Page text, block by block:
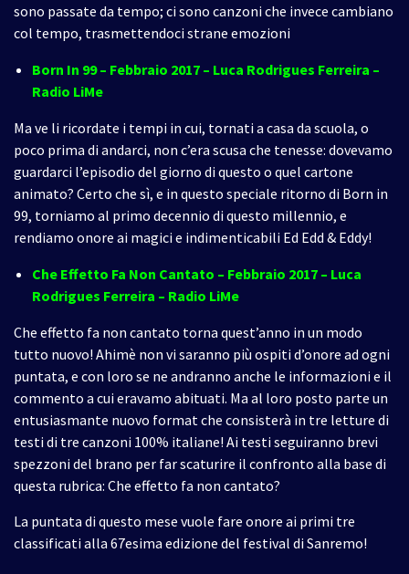
sono passate da tempo; ci sono canzoni che invece cambiano
col tempo, trasmettendoci strane emozioni
Born In 99 – Febbraio 2017 – Luca Rodrigues Ferreira –
Radio LiMe
Ma ve li ricordate i tempi in cui, tornati a casa da scuola, o
poco prima di andarci, non c’era scusa che tenesse: dovevamo
guardarci l’episodio del giorno di questo o quel cartone
animato? Certo che sì, e in questo speciale ritorno di Born in
99, torniamo al primo decennio di questo millennio, e
rendiamo onore ai magici e indimenticabili Ed Edd & Eddy!
Che Effetto Fa Non Cantato – Febbraio 2017 – Luca
Rodrigues Ferreira – Radio LiMe
Che effetto fa non cantato torna quest’anno in un modo
tutto nuovo! Ahimè non vi saranno più ospiti d’onore ad ogni
puntata, e con loro se ne andranno anche le informazioni e il
commento a cui eravamo abituati. Ma al loro posto parte un
entusiasmante nuovo format che consisterà in tre letture di
testi di tre canzoni 100% italiane! Ai testi seguiranno brevi
spezzoni del brano per far scaturire il confronto alla base di
questa rubrica: Che effetto fa non cantato?
La puntata di questo mese vuole fare onore ai primi tre
classificati alla 67esima edizione del festival di Sanremo!